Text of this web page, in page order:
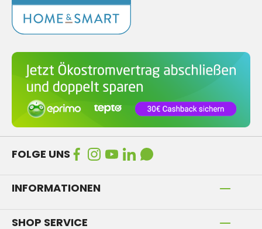
FOLGE UNS
INFORMATIONEN
SHOP SERVICE